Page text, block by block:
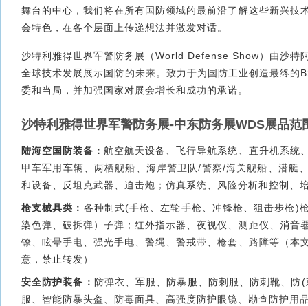
舞台的中心，我们将在所有国防领域的最前沿了解这些新兴技
会特色，在各个层面上传递想法并激发对话。
沙特利雅得世界军警防务展（World Defense Show）由沙特
全球技术发展展示国防的未来。致力于为国防工业创造最终的
委和当局，并加强国家对展会增长和成功的承诺。
沙特利雅得世界军警防务展-中东防务展WDS展品范
陆海空国防装备：航空航天设备、飞行导航系统、直升机系统
甲车军用车辆、两栖舰船、海岸警卫队/警察/海关舰船、潜艇
和设备、反坦克武器、迫击炮；仿真系统、风险分析和控制、
枪支械具类： 各种制式(手枪、左轮手枪、冲锋枪、狙击步枪)
染色弹、破拆弹）子弹；红外指示器、夜视仪、测距仪、消音
镣、眩晕手电、强光手电、警绳、警戒带、枪套、路障等 （本
意，禁止转发）
安全防护装备： 防弹衣、军服、防暴服、防刺服、防刺靴、
服、智能防暴头盔、防毒面具、高强度防护眼镜、勘查防护用